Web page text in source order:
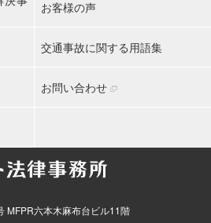
お客様の声
交通事故に関する用語集
お問い合わせ
MFPR六本木麻布台ビル11階